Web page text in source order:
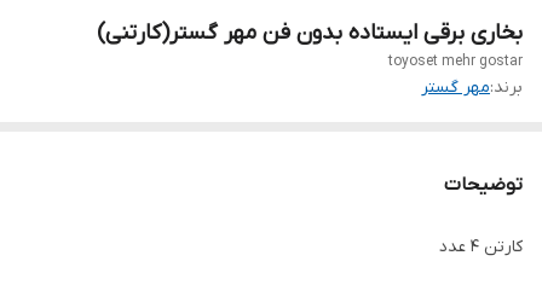
بخاری برقی ایستاده بدون فن مهر گستر(کارتنی)
toyoset mehr gostar
برند:مهر گستر
توضیحات
کارتن ۴ عدد